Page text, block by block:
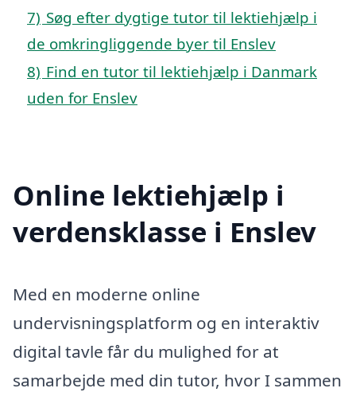
7) Søg efter dygtige tutor til lektiehjælp i
de omkringliggende byer til Enslev
8) Find en tutor til lektiehjælp i Danmark
uden for Enslev
Online lektiehjælp i
verdensklasse i Enslev
Med en moderne online
undervisningsplatform og en interaktiv
digital tavle får du mulighed for at
samarbejde med din tutor, hvor I sammen